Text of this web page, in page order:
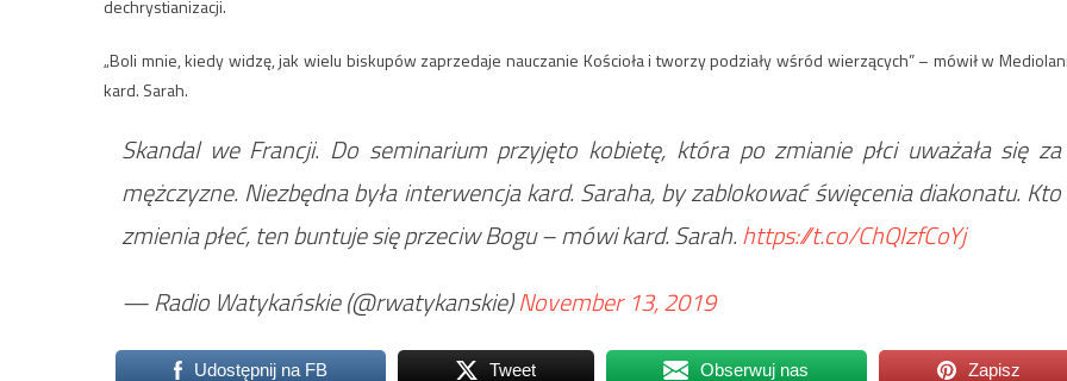
dechrystianizacji.
„Boli mnie, kiedy widzę, jak wielu biskupów zaprzedaje nauczanie Kościoła i tworzy podziały wśród wierzących” – mówił w
kard. Sarah.
Skandal we Francji. Do seminarium przyjęto kobietę, która po zmianie płci uważała się za
mężczyzne. Niezbędna była interwencja kard. Saraha, by zablokować święcenia diakonatu. Kto
zmienia płeć, ten buntuje się przeciw Bogu – mówi kard. Sarah.https://t.co/ChQIzfCoYj
— Radio Watykańskie (@rwatykanskie)November 13, 2019
Udostępnij na FB Tweet Obserwuj nas Zapisz